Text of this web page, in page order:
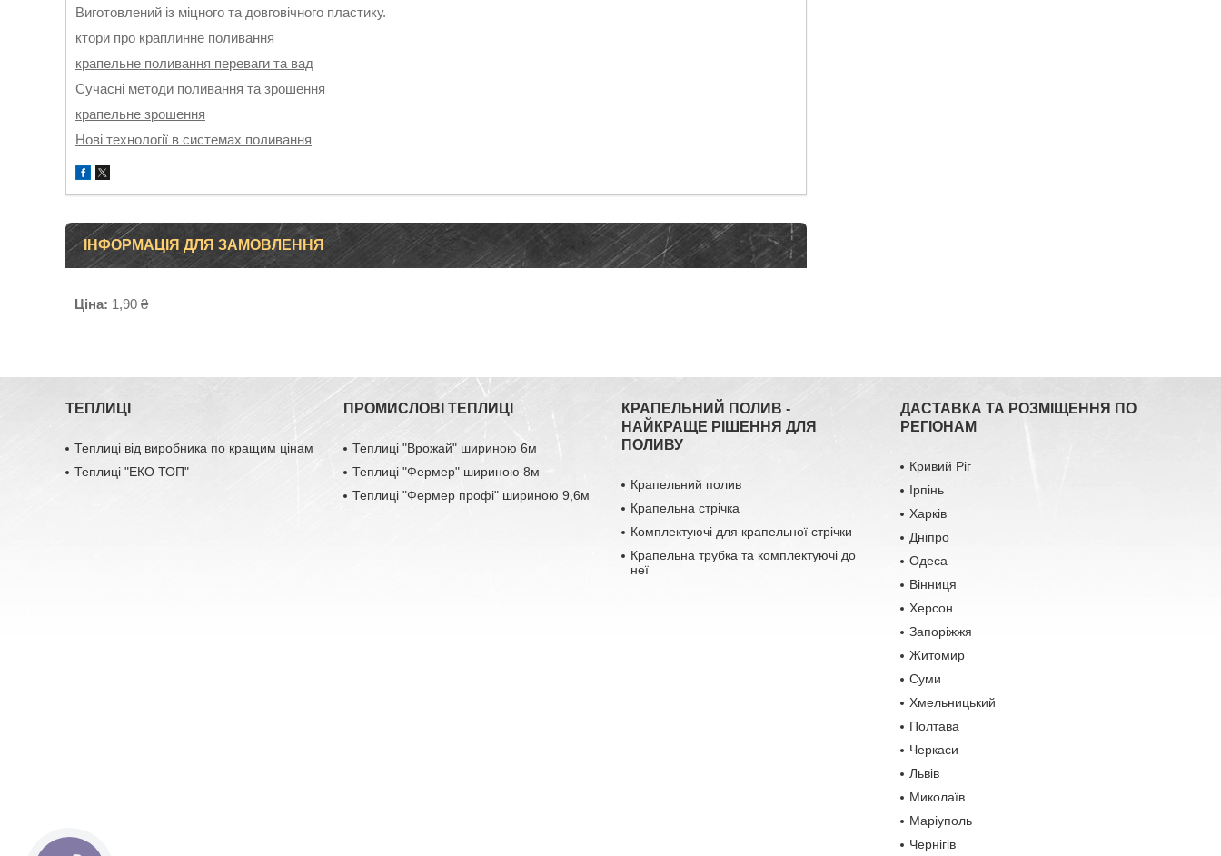
Виготовлений із міцного та довговічного пластику.
ктори про краплинне поливання
крапельне поливання переваги та вад
Сучасні методи поливання та зрошення
крапельне зрошення
Нові технології в системах поливання
ІНФОРМАЦІЯ ДЛЯ ЗАМОВЛЕННЯ
Ціна: 1,90 ₴
ТЕПЛИЦІ
Теплиці від виробника по кращим цінам
Теплиці "ЕКО ТОП"
ПРОМИСЛОВІ ТЕПЛИЦІ
Теплиці "Врожай" шириною 6м
Теплиці "Фермер" шириною 8м
Теплиці "Фермер профі" шириною 9,6м
КРАПЕЛЬНИЙ ПОЛИВ -
НАЙКРАЩЕ РІШЕННЯ ДЛЯ
ПОЛИВУ
Крапельний полив
Крапельна стрічка
Комплектуючі для крапельної стрічки
Крапельна трубка та комплектуючі до
неї
ДАСТАВКА ТА РОЗМІЩЕННЯ ПО
РЕГІОНАМ
Кривий Ріг
Ірпінь
Харків
Дніпро
Одеса
Вінниця
Херсон
Запоріжжя
Житомир
Суми
Хмельницький
Полтава
Черкаси
Львів
Миколаїв
Маріуполь
Чернігів